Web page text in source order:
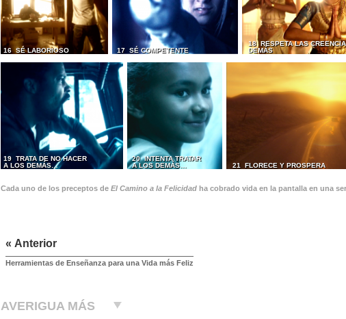
16 SÉ LABORIOSO 17 SÉ COMPETENTE
18 RESPETA LAS
DEMÁS
19 TRATA DE NO HACER
A LOS DEMÁS…
20 INTENTA TRATAR
A LOS DEMÁS…
21 FLORECE Y PROSPERA
Cada uno de los preceptos de El Camino a la Felicidad ha cobrado vida en la pantalla en una
« Anterior
Herramientas de Enseñanza para una Vida más Feliz
AVERIGUA MÁS